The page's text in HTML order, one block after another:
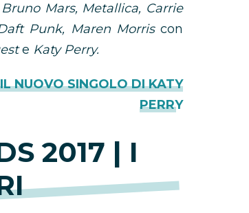
Mars, Metallica, Carrie
Punk, Maren Morriscon
e Katy Perry.
NUOVO SINGOLO DI KATY
PERRY
2017 | I